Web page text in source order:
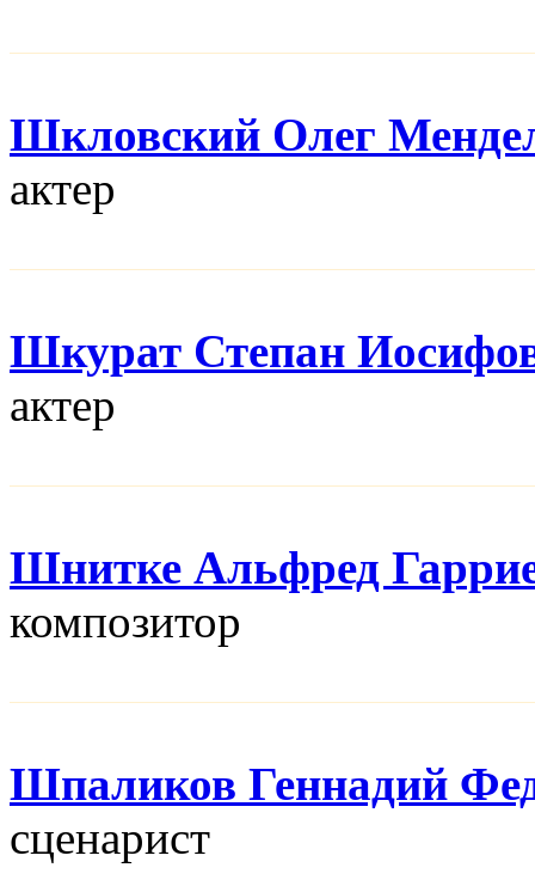
Шкловский Олег
актер
Шкурат Степан
актер
Шнитке Альфред
композитор
Шпаликов Геннадий
сценарист